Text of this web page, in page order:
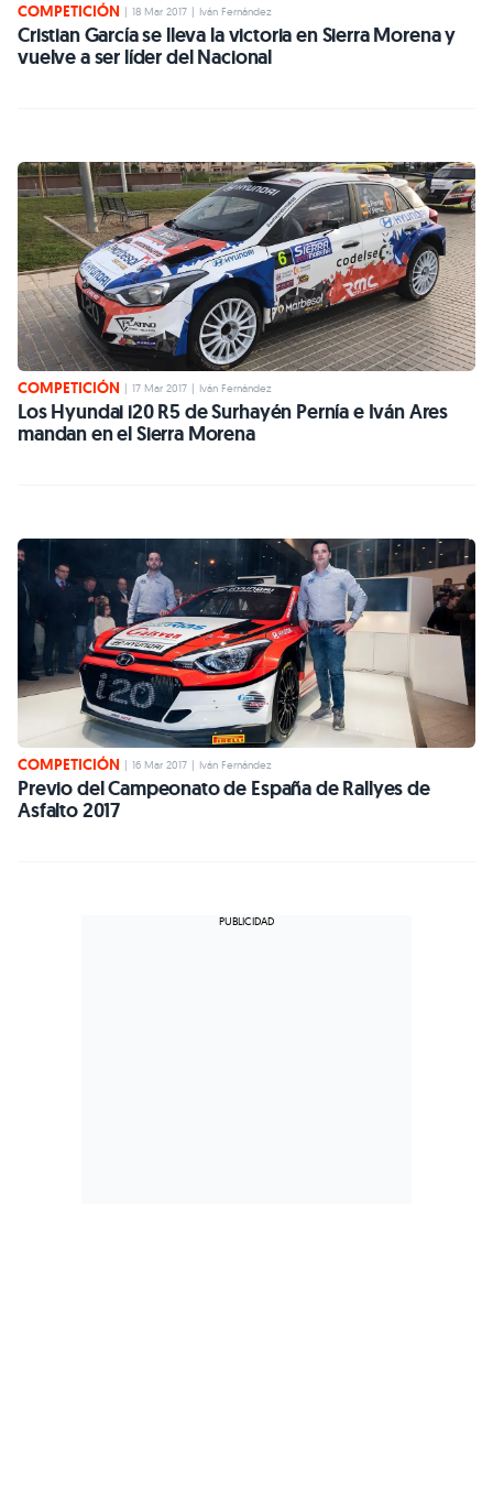
COMPETICIÓN | 18 Mar 2017 | Iván Fernández
Cristian García se lleva la victoria en Sierra Morena y
vuelve a ser líder del Nacional
COMPETICIÓN | 17 Mar 2017 | Iván Fernández
Los Hyundai i20 R5 de Surhayén Pernía e Iván Ares
mandan en el Sierra Morena
COMPETICIÓN | 16 Mar 2017 | Iván Fernández
Previo del Campeonato de España de Rallyes de
Asfalto 2017